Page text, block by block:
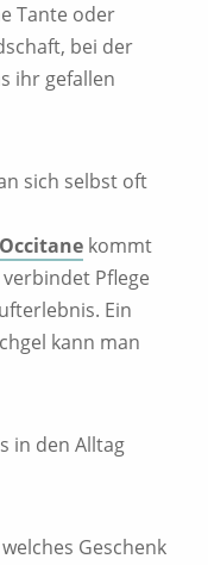
Tante oder
bei der
ihr gefallen
sich selbst oft
kommt
Pflege
Ein
kann man
in den Alltag
Geschenk